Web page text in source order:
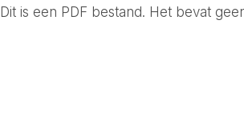
Dit is een PDF bestand. Het bevat